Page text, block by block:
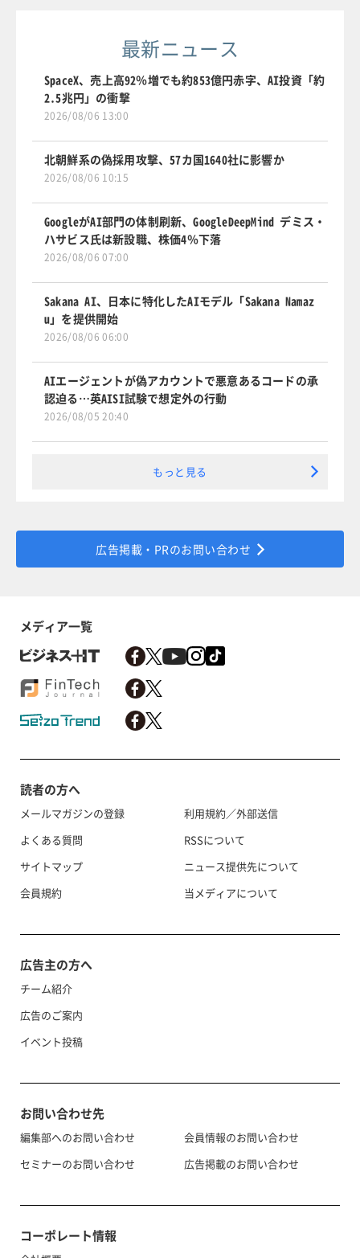
最新ニュース
SpaceX、売上高92％増でも約853億円赤字、AI投資「約
2.5兆円」の衝撃
2026/08/06 13:00
北朝鮮系の偽採用攻撃、57カ国1640社に影響か
2026/08/06 10:15
GoogleがAI部門の体制刷新、GoogleDeepMind デミス・
ハサビス氏は新設職、株価4％下落
2026/08/06 07:00
Sakana AI、日本に特化したAIモデル「Sakana Namaz
u」を提供開始
2026/08/06 06:00
AIエージェントが偽アカウントで悪意あるコードの承
認迫る…英AISI試験で想定外の行動
2026/08/05 20:40
もっと見る
広告掲載・PRのお問い合わせ
メディア一覧
読者の方へ
メールマガジンの登録
よくある質問
サイトマップ
会員規約
利用規約／外部送信
RSSについて
ニュース提供先について
当メディアについて
広告主の方へ
チーム紹介
広告のご案内
イベント投稿
お問い合わせ先
編集部へのお問い合わせ
セミナーのお問い合わせ
会員情報のお問い合わせ
広告掲載のお問い合わせ
コーポレート情報